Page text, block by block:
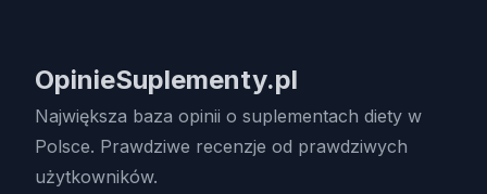
OpinieSuplementy.pl
Największa baza opinii o suplementach diety w
Polsce. Prawdziwe recenzje od prawdziwych
użytkowników.